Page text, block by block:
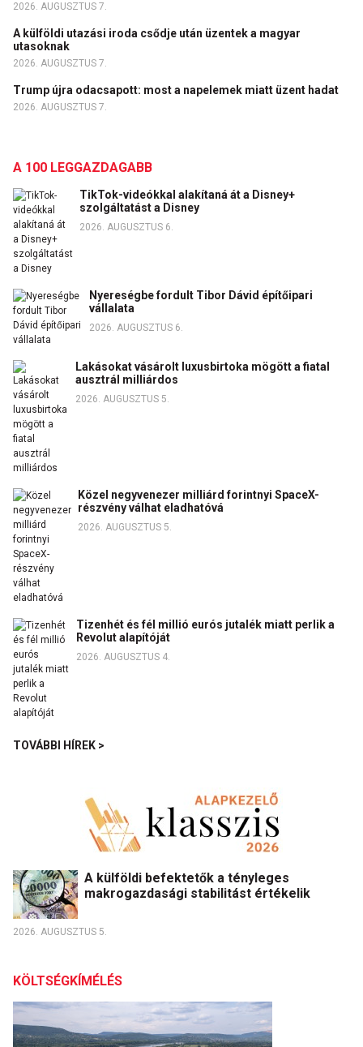
2026. AUGUSZTUS 7.
A külföldi utazási iroda csődje után üzentek a magyar
utasoknak
2026. AUGUSZTUS 7.
Trump újra odacsapott: most a napelemek miatt üzent hadat
2026. AUGUSZTUS 7.
A 100 LEGGAZDAGABB
TikTok-videókkal alakítaná át a Disney+
szolgáltatást a Disney
2026. AUGUSZTUS 6.
Nyereségbe fordult Tibor Dávid építőipari
vállalata
2026. AUGUSZTUS 6.
Lakásokat vásárolt luxusbirtoka mögött a fiatal
ausztrál milliárdos
2026. AUGUSZTUS 5.
Közel negyvenezer milliárd forintnyi SpaceX-
részvény válhat eladhatóvá
2026. AUGUSZTUS 5.
Tizenhét és fél millió eurós jutalék miatt perlik a
Revolut alapítóját
2026. AUGUSZTUS 4.
TOVÁBBI HÍREK >
A külföldi befektetők a tényleges
makrogazdasági stabilitást értékelik
2026. AUGUSZTUS 5.
KÖLTSÉGKÍMÉLÉS